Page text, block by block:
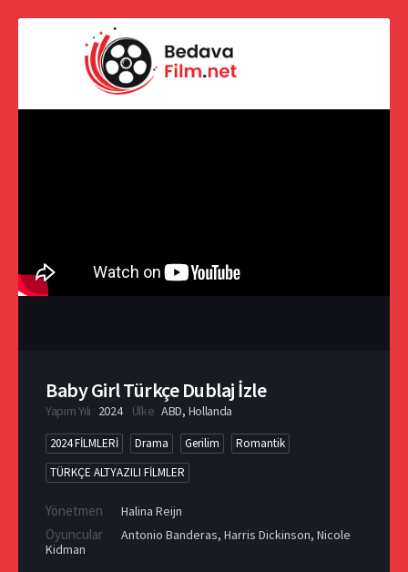
Baby Girl Türkçe Dublaj İzle
Yapım Yılı 2024 Ülke ABD, Hollanda
2024 FİLMLERİ Drama Gerilim
Romantik
TÜRKÇE ALTYAZILI FİLMLER
Yönetmen Halina Reijn
Oyuncular Antonio Banderas, Harris Dickinson, Nicole
Kidman